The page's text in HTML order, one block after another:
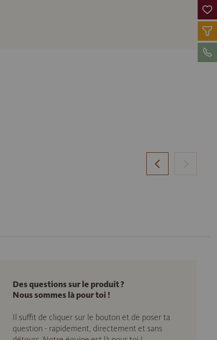
Des questions sur le produit ?
Nous sommes là pour toi !
Il suffit de cliquer sur le bouton et de poser ta
question - rapidement, directement et sans